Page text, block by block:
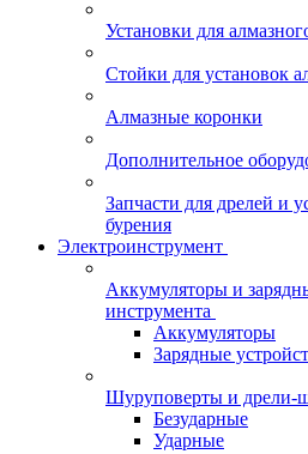
Установки для
Стойки для установок
Алмазные коронки
Дополнительное
Запчасти для дрелей и
бурения
Электроинструмент
Аккумуляторы и
инструмента
Аккумуляторы
Зарядные
Шуруповерты и дрели-
Безударные
Ударные